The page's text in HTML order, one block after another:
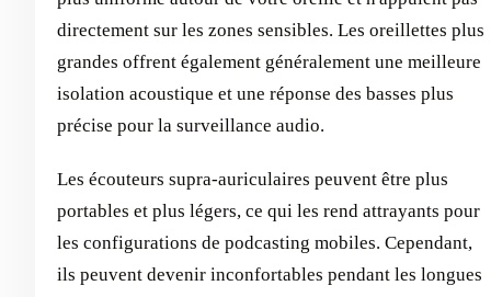
directement sur les zones sensibles. Les oreillettes plus
grandes offrent également généralement une meilleure
isolation acoustique et une réponse des basses plus
précise pour la surveillance audio.
Les écouteurs supra-auriculaires peuvent être plus
portables et plus légers, ce qui les rend attrayants pour
les configurations de podcasting mobiles. Cependant,
ils peuvent devenir inconfortables pendant les longues